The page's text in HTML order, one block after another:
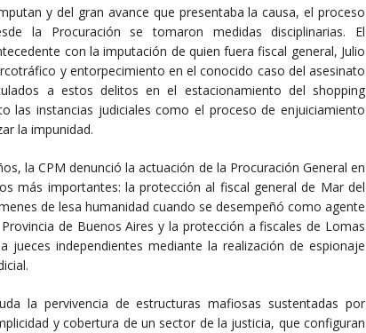
y del gran avance que presentaba la causa, el proceso
la Procuración se tomaron medidas disciplinarias. El
con la imputación de quien fuera fiscal general, Julio
y entorpecimiento en el conocido caso del asesinato
a estos delitos en el estacionamiento del shopping
las instancias judiciales como el proceso de enjuiciamiento
la impunidad.
la CPM denunció la actuación de la Procuración General en
más importantes: la protección al fiscal general de Mar del
de lesa humanidad cuando se desempeñó como agente
de Buenos Aires y la protección a fiscales de Lomas
jueces independientes mediante la realización de espionaje
la pervivencia de estructuras mafiosas sustentadas por
y cobertura de un sector de la justicia, que configuran